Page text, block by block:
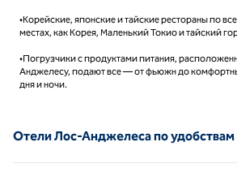
•Корейские, японские и тайские рестораны по
местах, как Корея, Маленький Токио и тайский
•Погрузчики с продуктами питания,
Анджелесу, подают все — от фьюжн до
дня и ночи.
Отели Лос-Анджелеса по удобствам